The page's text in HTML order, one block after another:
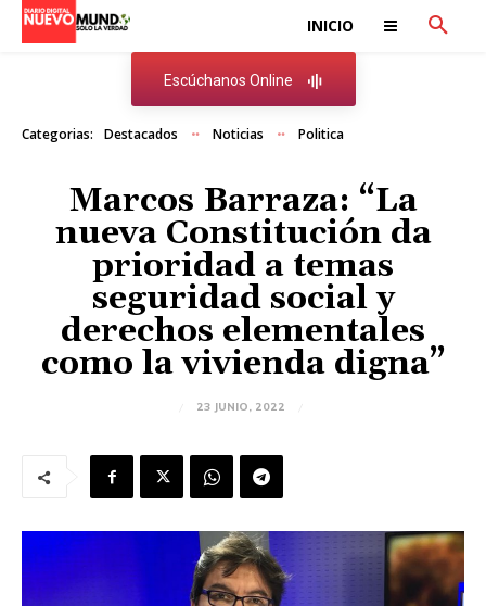
INICIO
Escúchanos Online
Categorias: Destacados Noticias Politica
Marcos Barraza: “La
nueva Constitución da
prioridad a temas
seguridad social y
derechos elementales
como la vivienda digna”
23 JUNIO, 2022